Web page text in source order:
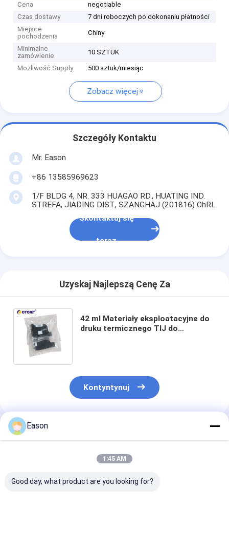
Cena
negotiable
Czas dostawy
7 dni roboczych po dokonaniu płatności
Miejsce
pochodzenia
Chiny
Minimalne
zamówienie
10 SZTUK
Możliwość Supply 500 sztuk/miesiąc
Zobacz więcej
Szczegóły Kontaktu
Mr. Eason
+86 13585969623
1/F BLDG 4, NR. 333 HUAGAO RD., HUATING IND.
STREFA, JIADING DIST., SZANGHAJ (201816) ChRL
Skontaktuj się
teraz
Uzyskaj Najlepszą Cenę Za
42 ml Materiały eksploatacyjne do
druku termicznego TIJ do
Kontyntynuj
Polecane Produkty
Eason
1:45 AM
Good day, what product are you looking for?